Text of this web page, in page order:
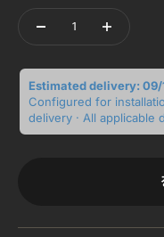
Estimated delivery:
Configured for
delivery · All applicable